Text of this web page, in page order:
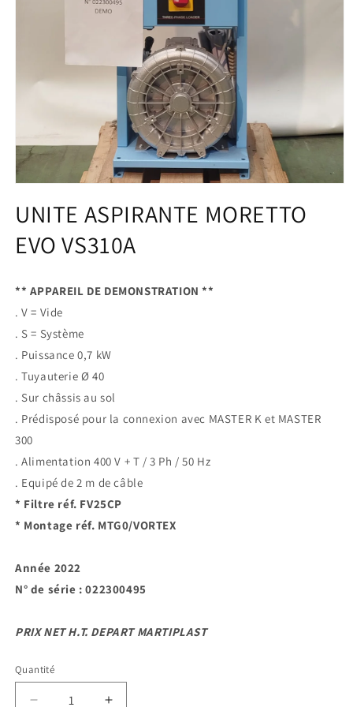
média
1
dans
une
UNITE ASPIRANTE MORETTO
EVO VS310A
** APPAREIL DE DEMONSTRATION **
. V = Vide
. S = Système
. Puissance 0,7 kW
. Tuyauterie Ø 40
. Sur châssis au sol
. Prédisposé pour la connexion avec MASTER K et MASTER
300
. Alimentation 400 V + T / 3 Ph / 50 Hz
. Equipé de 2 m de câble
* Filtre réf. FV25CP
* Montage réf. MTG0/VORTEX
Année 2022
N° de série : 022300495
PRIX NET H.T. DEPART MARTIPLAST
Quantité
Quantité